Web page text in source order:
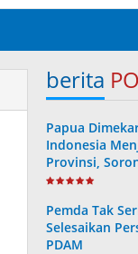
berita
Papua
Indonesia
Provinsi,
Provinsi ke 38
Pemda Tak
Selesaikan
PDAM